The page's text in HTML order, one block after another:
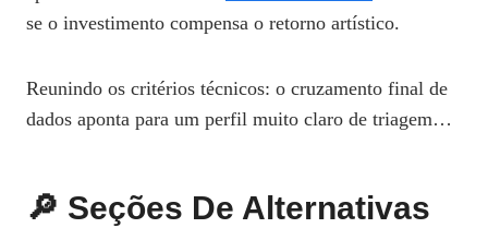
se o investimento compensa o retorno artístico.
Reunindo os critérios técnicos: o cruzamento final de
dados aponta para um perfil muito claro de triagem…
🔎 Seções De Alternativas